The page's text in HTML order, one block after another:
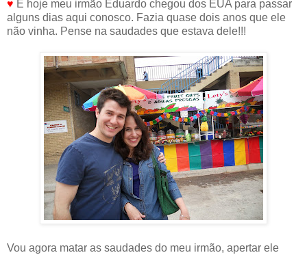
♥ E hoje meu irmão Eduardo chegou dos EUA para passar
alguns dias aqui conosco. Fazia quase dois anos que ele
não vinha. Pense na saudades que estava dele!!!
Vou agora matar as saudades do meu irmão, apertar ele